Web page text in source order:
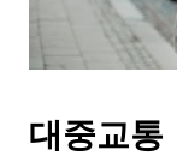
대중교통